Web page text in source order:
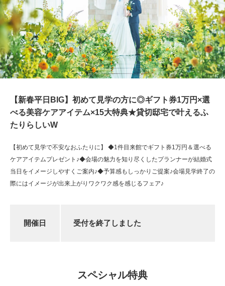
【新春平日BIG】初めて見学の方に◎ギフト券1万円×選
べる美容ケアアイテム×15大特典★貸切邸宅で叶えるふ
たりらしいW
【初めて見学で不安なおふたりに】 ◆1件目来館でギフト券1万円＆選べる
ケアアイテムプレゼント♪◆会場の魅力を知り尽くしたプランナーが結婚式
当日をイメージしやすくご案内♪◆予算感もしっかりご提案♪会場見学終了の
際にはイメージが出来上がりワクワク感を感じるフェア♪
開催日 受付を終了しました
スペシャル特典